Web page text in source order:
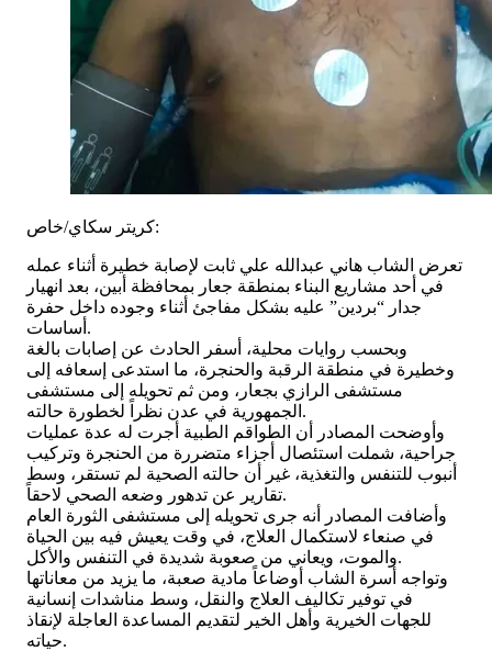
كريتر سكاي/خاص:
تعرض الشاب هاني عبدالله علي ثابت لإصابة خطيرة أثناء عمله
في أحد مشاريع البناء بمنطقة جعار بمحافظة أبين، بعد انهيار
جدار “بردين” عليه بشكل مفاجئ أثناء وجوده داخل حفرة
أساسات.
وبحسب روايات محلية، أسفر الحادث عن إصابات بالغة
وخطيرة في منطقة الرقبة والحنجرة، ما استدعى إسعافه إلى
مستشفى الرازي بجعار، ومن ثم تحويله إلى مستشفى
الجمهورية في عدن نظراً لخطورة حالته.
وأوضحت المصادر أن الطواقم الطبية أجرت له عدة عمليات
جراحية، شملت استئصال أجزاء متضررة من الحنجرة وتركيب
أنبوب للتنفس والتغذية، غير أن حالته الصحية لم تستقر، وسط
تقارير عن تدهور وضعه الصحي لاحقاً.
وأضافت المصادر أنه جرى تحويله إلى مستشفى الثورة العام
في صنعاء لاستكمال العلاج، في وقت يعيش فيه بين الحياة
والموت، ويعاني من صعوبة شديدة في التنفس والأكل.
وتواجه أسرة الشاب أوضاعاً مادية صعبة، ما يزيد من معاناتها
في توفير تكاليف العلاج والنقل، وسط مناشدات إنسانية
للجهات الخيرية وأهل الخير لتقديم المساعدة العاجلة لإنقاذ
حياته.